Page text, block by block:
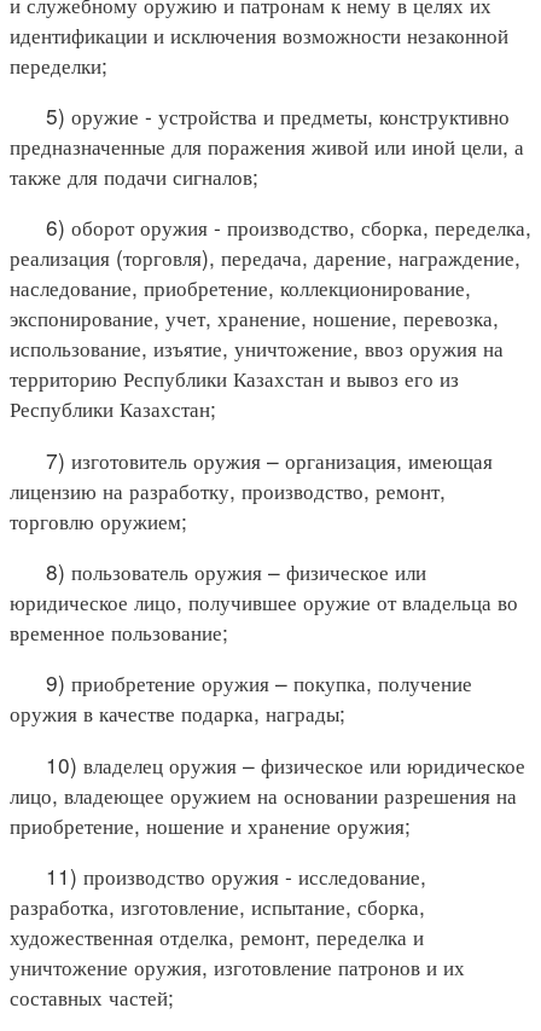
идентификации и исключения возможности незаконной
переделки;
5) оружие - устройства и предметы, конструктивно
предназначенные для поражения живой или иной цели, а
также для подачи сигналов;
6) оборот оружия - производство, сборка, переделка,
реализация (торговля), передача, дарение, награждение,
наследование, приобретение, коллекционирование,
экспонирование, учет, хранение, ношение, перевозка,
использование, изъятие, уничтожение, ввоз оружия на
территорию Республики Казахстан и вывоз его из
Республики Казахстан;
7) изготовитель оружия – организация, имеющая
лицензию на разработку, производство, ремонт,
торговлю оружием;
8) пользователь оружия – физическое или
юридическое лицо, получившее оружие от владельца во
временное пользование;
9) приобретение оружия – покупка, получение
оружия в качестве подарка, награды;
10) владелец оружия – физическое или юридическое
лицо, владеющее оружием на основании разрешения на
приобретение, ношение и хранение оружия;
11) производство оружия - исследование,
разработка, изготовление, испытание, сборка,
художественная отделка, ремонт, переделка и
уничтожение оружия, изготовление патронов и их
составных частей;